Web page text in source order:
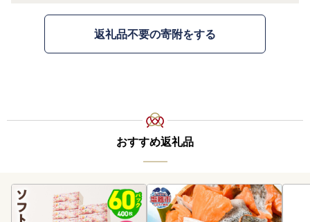
返礼品不要の寄附をする
おすすめ返礼品